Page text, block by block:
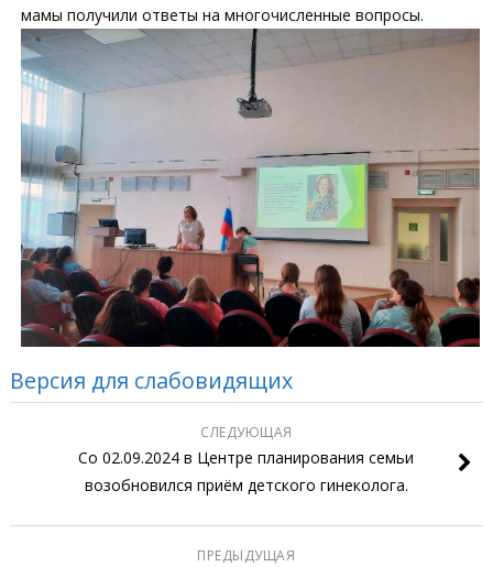
мамы получили ответы на многочисленные вопросы.
Версия для слабовидящих
СЛЕДУЮЩАЯ
Со 02.09.2024 в Центре планирования семьи
возобновился приём детского гинеколога.
ПРЕДЫДУЩАЯ